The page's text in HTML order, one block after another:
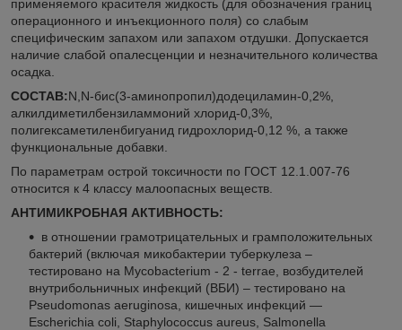
применяемого красителя жидкость (для обозначения границ
операционного и инъекционного поля) со слабым
специфическим запахом или запахом отдушки. Допускается
наличие слабой опалесценции и незначительного количества
осадка.
СОСТАВ:N,N-бис(3-аминопропил)додециламин-0,2%,
алкилдиметилбензиламмоний хлорид-0,3%,
полигексаметиленбигуанид гидрохлорид-0,12 %, а также
функциональные добавки.
По параметрам острой токсичности по ГОСТ 12.1.007-76
относится к 4 классу малоопасных веществ.
АНТИМИКРОБНАЯ АКТИВНОСТЬ:
в отношении грамотрицательных и грамположительных
бактерий (включая микобактерии туберкулеза –
тестировано на Mycobacterium - 2 - terrae, возбудителей
внутрибольничных инфекций (ВБИ) – тестировано на
Pseudomonas aeruginosa, кишечных инфекций —
Escherichia coli, Staphylococcus aureus, Salmonella